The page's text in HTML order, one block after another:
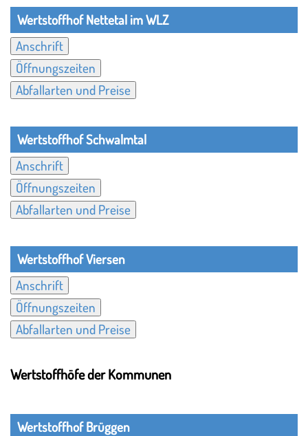
Wertstoffhof Nettetal im WLZ
Anschrift
Öffnungszeiten
Abfallarten und Preise
Wertstoffhof Schwalmtal
Anschrift
Öffnungszeiten
Abfallarten und Preise
Wertstoffhof Viersen
Anschrift
Öffnungszeiten
Abfallarten und Preise
Wertstoffhöfe der Kommunen
Wertstoffhof Brüggen